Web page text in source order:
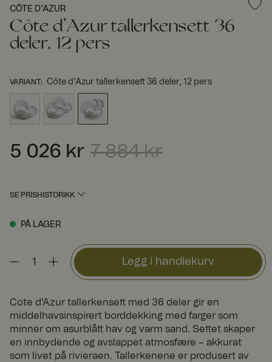
CÔTE D'AZUR
Côte d'Azur tallerkensett 36
deler, 12 pers
VARIANT: Côte d'Azur tallerkensett 36 deler, 12 pers
Nåværende pris 5 026 kr Forrige pris
5 026 kr 7 884 kr
SE PRISHISTORIKK
PÅ LAGER
Legg i handlekurv
Cote d'Azur tallerkensett med 36 deler gir en
middelhavsinspirert borddekking med farger som
minner om asurblått hav og varm sand. Settet skaper
en innbydende og avslappet atmosfære – akkurat
som livet på rivieraen. Tallerkenene er produsert av